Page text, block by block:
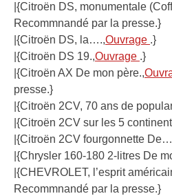
|{Citroën DS, monumentale
Recommnandé par la presse.}
|{Citroën DS, la….,Ouvrage .}
|{Citroën DS 19.,Ouvrage .}
|{Citroën AX De mon père.,
presse.}
|{Citroën 2CV, 70 ans de
|{Citroën 2CV sur les 5
|{Citroën 2CV fourgonnette
|{Chrysler 160-180 2-litres De
|{CHEVROLET, l’esprit
Recommnandé par la presse.}